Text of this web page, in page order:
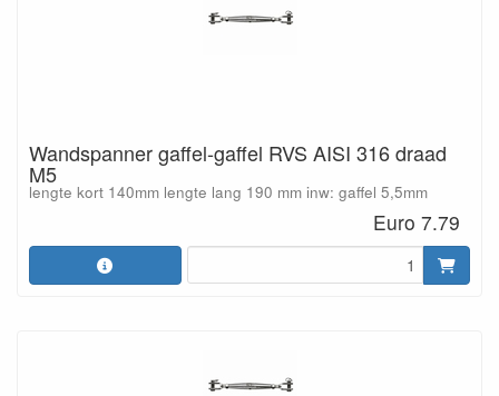
Wandspanner gaffel-gaffel RVS AISI 316 draad
M5
lengte kort 140mm lengte lang 190 mm inw: gaffel 5,5mm
Euro 7.79